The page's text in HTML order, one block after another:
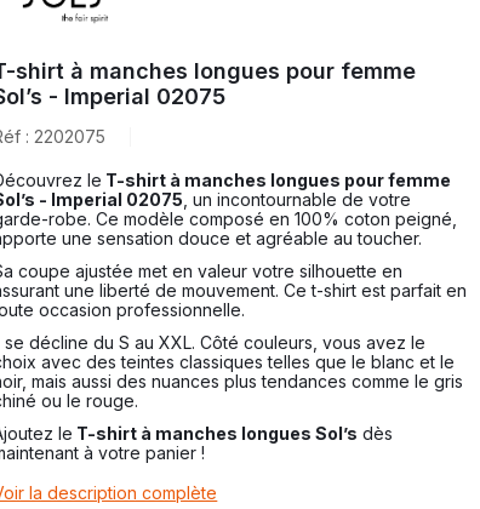
shirt à manches longues pour femme
- Imperial 02075
: 2202075
le T-shirt à manches longues pour femme
- Imperial 02075 , un incontournable de votre
robe. Ce modèle composé en 100% coton peigné,
une sensation douce et agréable au toucher.
coupe ajustée met en valeur votre silhouette en
une liberté de mouvement. Ce t-shirt est parfait en
occasion professionnelle.
se décline du S au XXL. Côté couleurs, vous avez le
avec des teintes classiques telles que le blanc et le
mais aussi des nuances plus tendances comme le gris
ou le rouge.
le T-shirt à manches longues Sol’s dès
à votre panier !
la description complète